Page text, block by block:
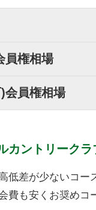
員権相場
会員権相場
カントリークラ
低差が少ないコ
費も安くお奨めコ